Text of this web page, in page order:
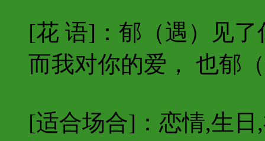
[花 语]：郁（遇）见
而我对你的爱， 也郁
[适合场合]：恋情,生日